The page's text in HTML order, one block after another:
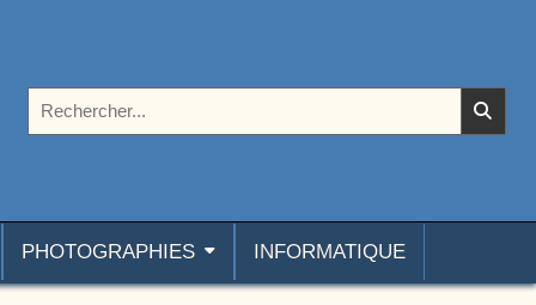
PHOTOGRAPHIES INFORMATIQUE